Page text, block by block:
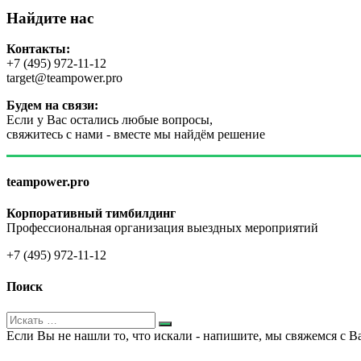
Найдите нас
Контакты:
+7 (495) 972-11-12
target@teampower.pro
Будем на связи:
Если у Вас остались любые вопросы,
свяжитесь с нами - вместе мы найдём решение
teampower.pro
Корпоративный тимбилдинг
Профессиональная организация выездных мероприятий
+7 (495) 972-11-12
Поиск
Если Вы не нашли то, что искали - напишите, мы свяжемся с